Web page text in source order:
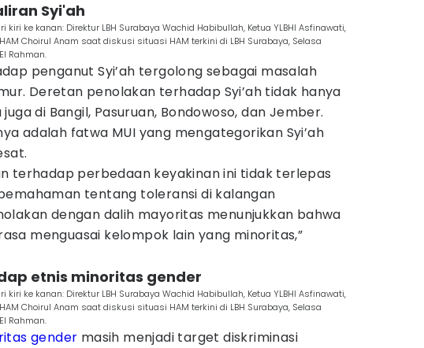
Syi'ah
kiri ke kanan: Direktur LBH Surabaya Wachid Habibullah, Ketua YLBHI Asfinawati,
Choirul Anam saat diskusi situasi HAM terkini di LBH Surabaya, Selasa
Rahman.
penganut Syi’ah tergolong sebagai masalah
Deretan penolakan terhadap Syi’ah tidak hanya
di Bangil, Pasuruan, Bondowoso, dan Jember.
adalah fatwa MUI yang mengategorikan Syi’ah
terhadap perbedaan keyakinan ini tidak terlepas
tentang toleransi di kalangan
dengan dalih mayoritas menunjukkan bahwa
menguasai kelompok lain yang minoritas,”
etnis minoritas gender
kiri ke kanan: Direktur LBH Surabaya Wachid Habibullah, Ketua YLBHI Asfinawati,
Choirul Anam saat diskusi situasi HAM terkini di LBH Surabaya, Selasa
Rahman.
gender masih menjadi target diskriminasi